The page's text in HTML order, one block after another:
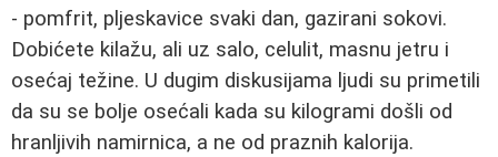
- pomfrit, pljeskavice svaki dan, gazirani sokovi.
Dobićete kilažu, ali uz salo, celulit, masnu jetru i
osećaj težine. U dugim diskusijama ljudi su primetili
da su se bolje osećali kada su kilogrami došli od
hranljivih namirnica, a ne od praznih kalorija.